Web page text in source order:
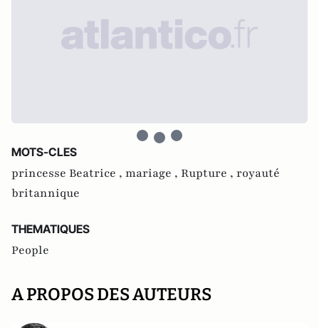
MOTS-CLES
princesse Beatrice , mariage , Rupture , royauté
britannique
THEMATIQUES
People
A PROPOS DES AUTEURS